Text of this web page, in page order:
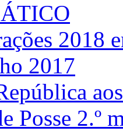
2018
2017
Posse 2.º